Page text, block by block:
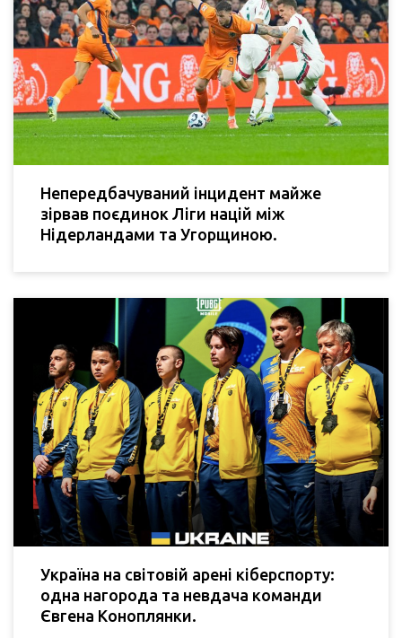
Непередбачуваний інцидент майже
зірвав поєдинок Ліги націй між
Нідерландами та Угорщиною.
Україна на світовій арені кіберспорту:
одна нагорода та невдача команди
Євгена Коноплянки.